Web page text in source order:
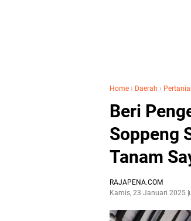
Home › Daerah ›
Beri
Soppeng
Tanam
RAJAPENA.COM
Kamis, 23 Januari 2025